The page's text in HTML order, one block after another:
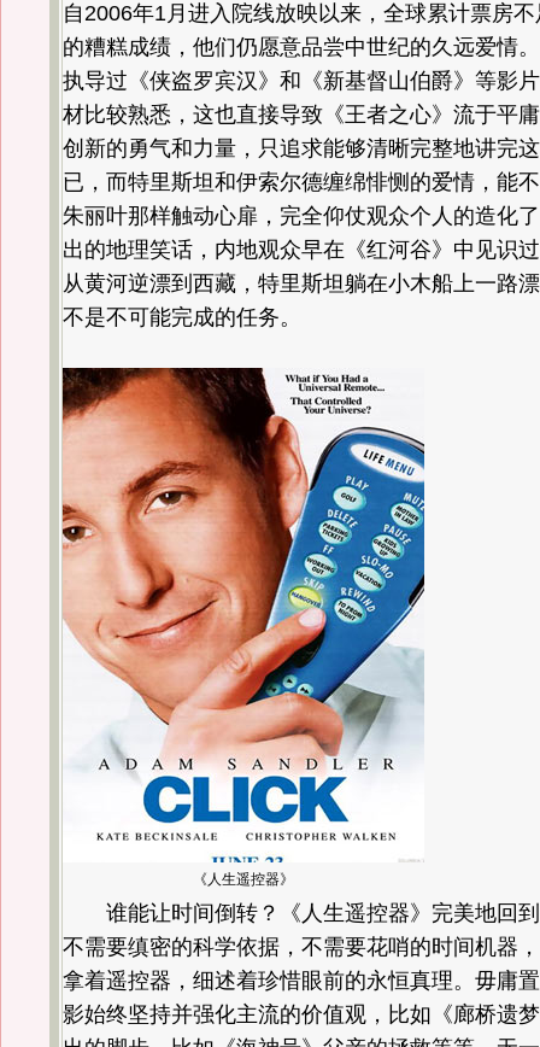
自2006年1月进入院线放映以来，全球累计票房
的糟糕成绩，他们仍愿意品尝中世纪的久远爱情
执导过《侠盗罗宾汉》和《新基督山伯爵》等影
材比较熟悉，这也直接导致《王者之心》流于平
创新的勇气和力量，只追求能够清晰完整地讲完
已，而特里斯坦和伊索尔德缠绵悱恻的爱情，能
朱丽叶那样触动心扉，完全仰仗观众个人的造化
出的地理笑话，内地观众早在《红河谷》中见识
从黄河逆漂到西藏，特里斯坦躺在小木船上一路
不是不可能完成的任务。
《人生遥控器》
谁能让时间倒转？《人生遥控器》完美地回到
不需要缜密的科学依据，不需要花哨的时间机器
拿着遥控器，细述着珍惜眼前的永恒真理。毋庸
影始终坚持并强化主流的价值观，比如《廊桥遗